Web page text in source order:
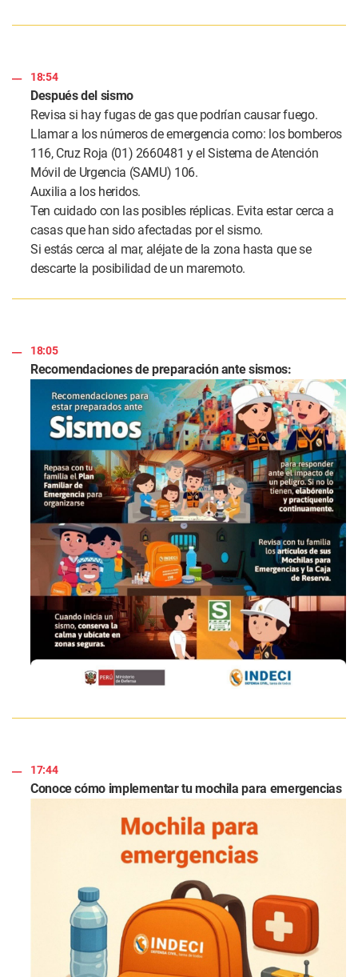
18:54
Después del sismo
Revisa si hay fugas de gas que podrían causar fuego.
Llamar a los números de emergencia como: los bomberos
116, Cruz Roja (01) 2660481 y el Sistema de Atención
Móvil de Urgencia (SAMU) 106.
Auxilia a los heridos.
Ten cuidado con las posibles réplicas. Evita estar cerca a
casas que han sido afectadas por el sismo.
Si estás cerca al mar, aléjate de la zona hasta que se
descarte la posibilidad de un maremoto.
18:05
Recomendaciones de preparación ante sismos:
17:44
Conoce cómo implementar tu mochila para emergencias